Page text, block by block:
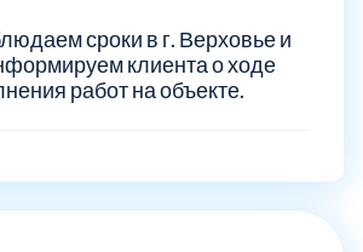
сроки в г. Верховье и
клиента о ходе
работ на объекте.